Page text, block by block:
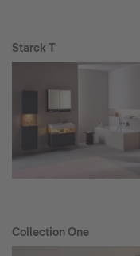
Starck T
Collection One